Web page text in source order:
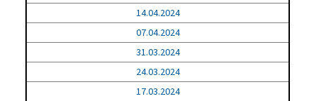
14.04.2024
07.04.2024
31.03.2024
24.03.2024
17.03.2024